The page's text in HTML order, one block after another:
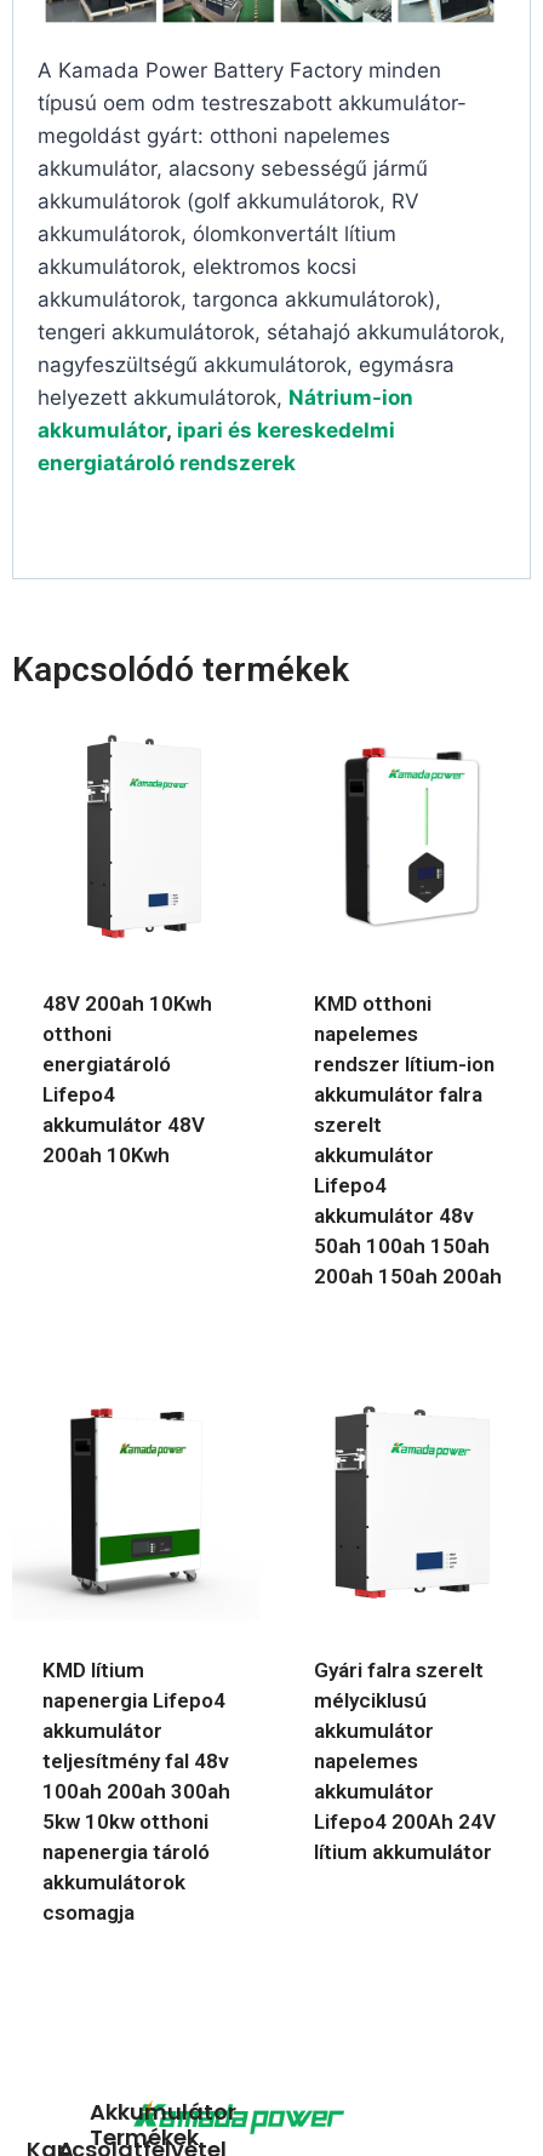
A Kamada Power Battery Factory minden
típusú oem odm testreszabott akkumulátor-
megoldást gyárt: otthoni napelemes
akkumulátor, alacsony sebességű jármű
akkumulátorok (golf akkumulátorok, RV
akkumulátorok, ólomkonvertált lítium
akkumulátorok, elektromos kocsi
akkumulátorok, targonca akkumulátorok),
tengeri akkumulátorok, sétahajó akkumulátorok,
nagyfeszültségű akkumulátorok, egymásra
helyezett akkumulátorok, Nátrium-ion
akkumulátor, ipari és kereskedelmi
energiatároló rendszerek
Kapcsolódó termékek
48V 200ah 10Kwh
otthoni
energiatároló
Lifepo4
akkumulátor 48V
200ah 10Kwh
KMD otthoni
napelemes
rendszer lítium-ion
akkumulátor falra
szerelt
akkumulátor
Lifepo4
akkumulátor 48v
50ah 100ah 150ah
200ah 150ah 200ah
KMD lítium
napenergia Lifepo4
akkumulátor
teljesítmény fal 48v
100ah 200ah 300ah
5kw 10kw otthoni
napenergia tároló
akkumulátorok
csomagja
Gyári falra szerelt
mélyciklusú
akkumulátor
napelemes
akkumulátor
Lifepo4 200Ah 24V
lítium akkumulátor
Akkumulátor
Termékek
A
Kapcsolatfelvétel